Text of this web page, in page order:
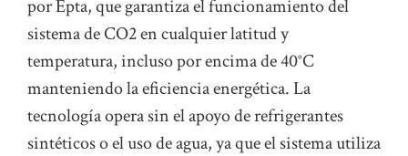
por Epta, que garantiza el funcionamiento del
sistema de CO2 en cualquier latitud y
temperatura, incluso por encima de 40°C
manteniendo la eficiencia energética. La
tecnología opera sin el apoyo de refrigerantes
sintéticos o el uso de agua, ya que el sistema utiliza